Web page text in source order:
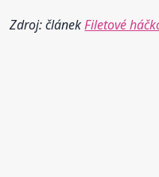
Zdroj: článekFiletové